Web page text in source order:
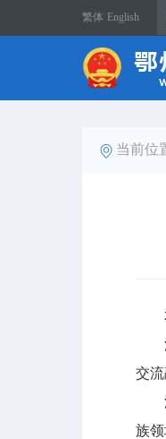
繁体 English
当前位
本
汪
交
汪
族